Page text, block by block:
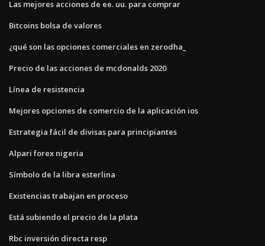
Las mejores acciones de ee. uu. para comprar
Bitcoins bolsa de valores
¿qué son las opciones comerciales en zerodha_
Precio de las acciones de mcdonalds 2020
Línea de resistencia
Mejores opciones de comercio de la aplicación ios
Estrategia fácil de divisas para principiantes
Alpari forex nigeria
Símbolo de la libra esterlina
Existencias trabajan en proceso
Está subiendo el precio de la plata
Rbc inversión directa resp